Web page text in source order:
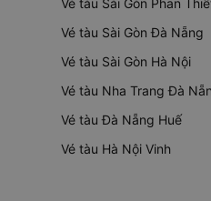
Vé tàu Sài Gòn Phan
Vé tàu Sài Gòn Đà Nẵng
Vé tàu Sài Gòn Hà Nội
Vé tàu Nha Trang Đà
Vé tàu Đà Nẵng Huế
Vé tàu Hà Nội Vinh